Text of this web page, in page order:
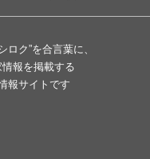
ク”を合言葉に、
報を掲載する
報サイトです